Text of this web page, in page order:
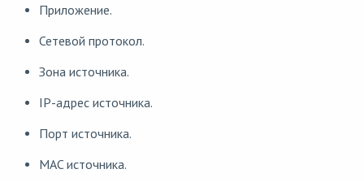
Приложение.
Сетевой протокол.
Зона источника.
IP-адрес источника.
Порт источника.
MAC источника.